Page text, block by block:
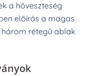
a hőveszteség
előírás a magas
három rétegű ablak